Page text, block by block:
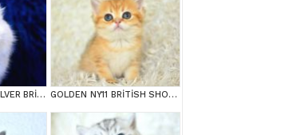
BONCUK GÖZLÜ SİLVER BRİTİSH SHORTHAİR NS1133 GOLDEN NY11 BRİTİSH SHORTHAİR YAVRUMUZ